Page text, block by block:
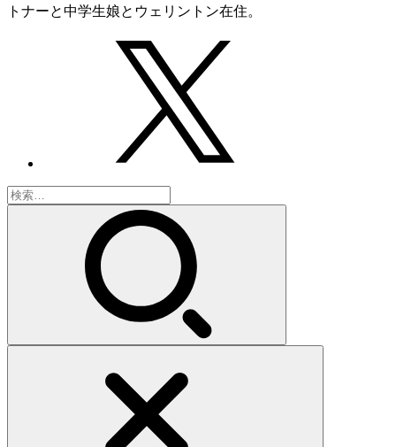
トナーと中学生娘とウェリントン在住。
検
索: